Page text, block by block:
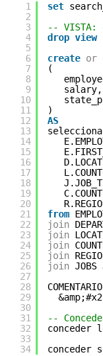
1
2
3
4
5
6
7
8
9
10
11
12
13
14
15
16
17
18
19
20
21
22
23
24
25
26
27
28
29
30
31
32
33
34
set
-- VISTA:
drop view
create or
(
salary,
)
AS
from
join
join
join
join
join JOBS
--
conceder
conceder